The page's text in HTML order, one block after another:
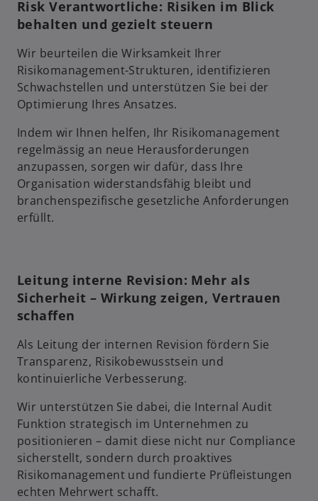
Risk Verantwortliche: Risiken im Blick
behalten und gezielt steuern
Wir beurteilen die Wirksamkeit Ihrer
Risikomanagement-Strukturen, identifizieren
Schwachstellen und unterstützen Sie bei der
Optimierung Ihres Ansatzes.
Indem wir Ihnen helfen, Ihr Risikomanagement
regelmässig an neue Herausforderungen
anzupassen, sorgen wir dafür, dass Ihre
Organisation widerstandsfähig bleibt und
branchenspezifische gesetzliche Anforderungen
erfüllt.
Leitung interne Revision: Mehr als
Sicherheit – Wirkung zeigen, Vertrauen
schaffen
Als Leitung der internen Revision fördern Sie
Transparenz, Risikobewusstsein und
kontinuierliche Verbesserung.
Wir unterstützen Sie dabei, die Internal Audit
Funktion strategisch im Unternehmen zu
positionieren – damit diese nicht nur Compliance
sicherstellt, sondern durch proaktives
Risikomanagement und fundierte Prüfleistungen
echten Mehrwert schafft.